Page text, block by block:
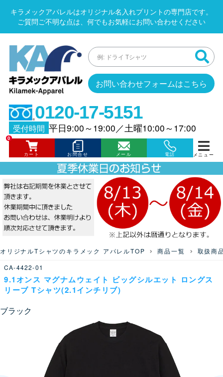
キラメックアパレルはオリジナル名入れプリントの専門店です。
ご質問ご不明な点は、何でもお気軽にお問い合わせください
お問い合わせフォームはこちら
0120-17-5151
受付時間 平日9:00～19:00／土曜10:00～17:00
カート
0
お問合せ メール 電話 メニュー
オリジナルTシャツのキラメック アパレルTOP 商品一覧
取扱商
CA-4422-01
9.1オンス マグナムウェイト ビッグシルエット ロングス
リーブ Tシャツ(2.1インチリブ)
ブラック